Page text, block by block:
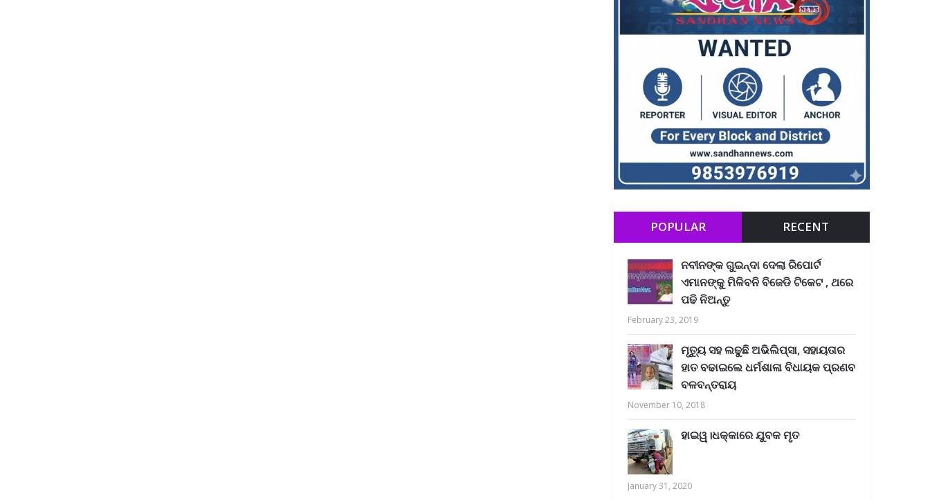
POPULAR RECENT
ନବୀନଙ୍କ ଗୁଇନ୍ଦା ଦେଲା ରିପୋର୍ଟ
ଏମାନଙ୍କୁ ମିଳିବନି ବିଜେଡି ଟିକେଟ , ଥରେ
ପଢି ନିଅନ୍ତୁ
February 23, 2019
ମୃତ୍ୟୁ ସହ ଲଢୁଛି ଅଭିଲିପ୍ସା, ସହାୟତାର
ହାତ ବଢାଇଲେ ଧର୍ମଶାଳା ବିଧାୟକ ପ୍ରଣବ
ବଳବନ୍ତରାୟ
November 10, 2018
ହାଇୱ।ଧକ୍କାରେ ଯୁବକ ମୃତ
January 31, 2020